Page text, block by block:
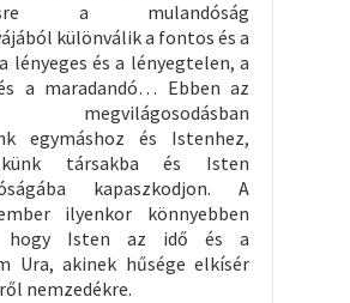
a mulandóság
különválik a fontos és a
lényeges és a lényegtelen, a
a maradandó… Ebben az
megvilágosodásban
egymáshoz és Istenhez,
társakba és Isten
kapaszkodjon. A
ilyenkor könnyebben
hogy Isten az idő és a
Ura, akinek hűsége elkísér
nemzedékre.